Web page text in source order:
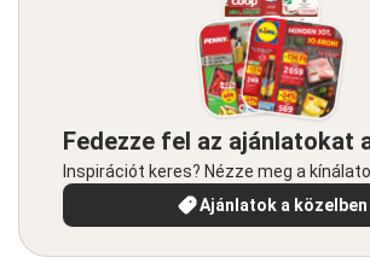
Fedezze fel az ajánlatokat
Inspirációt keres? Nézze meg a
Ajánlatok a közelben